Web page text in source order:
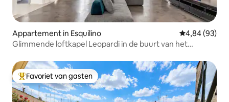
Appartement in Esquilino Gemiddelde
4,84 (93)
Glimmende loftkapel Leopardi in de buurt van het
Topfavoriet van gasten
Favoriet van gasten